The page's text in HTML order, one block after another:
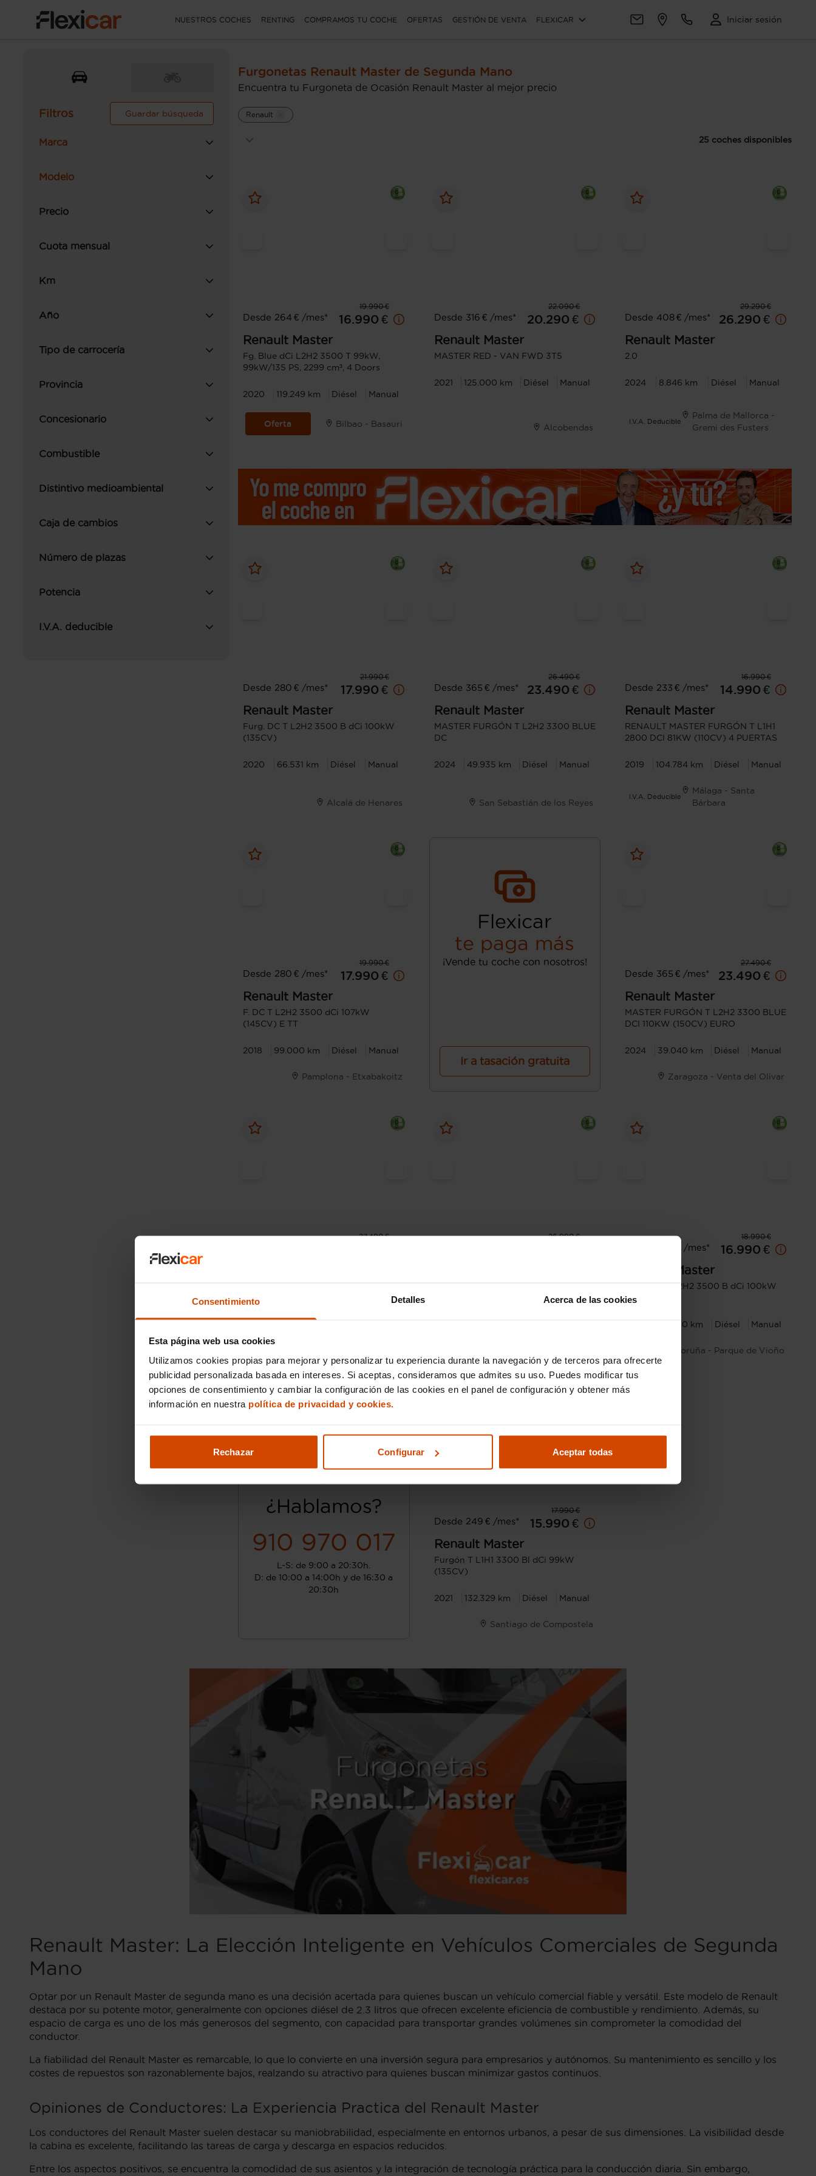
Consentimiento Detalles Acerca de las cookies
Esta página web usa cookies
Utilizamos cookies propias para mejorar y personalizar tu experiencia durante la navegación y de terceros para ofrecerte
publicidad personalizada basada en intereses. Si aceptas, consideramos que admites su uso. Puedes modificar tus
opciones de consentimiento y cambiar la configuración de las cookies en el panel de configuración y obtener más
información en nuestra política de privacidad y cookies.
Rechazar Configurar Aceptar todas
NUESTROS COCHES RENTING COMPRAMOS TU COCHE OFERTAS GESTIÓN DE VENTA FLEXICAR Iniciar sesión
Filtros Guardar búsqueda
Marca
Modelo
Precio
Cuota mensual
Km
Año
Tipo de carrocería
Provincia
Concesionario
Combustible
Distintivo medioambiental
Caja de cambios
Número de plazas
Potencia
I.V.A. deducible
Furgonetas Renault Master de Segunda Mano
Encuentra tu Furgoneta de Ocasión Renault Master al mejor precio
Renault
25 coches disponibles
19.990 €
Desde 264 € /mes*
16.990 €
Renault Master
Fg. Blue dCi L2H2 3500 T 99kW,
99kW/135 PS, 2299 cm³, 4 Doors
2020 119.249 km Diésel Manual
Oferta Bilbao - Basauri
22.090 €
Desde 316 € /mes*
20.290 €
Renault Master
MASTER RED - VAN FWD 3T5
2021 125.000 km Diésel Manual
Alcobendas
29.290 €
Desde 408 € /mes*
26.290 €
Renault Master
2.0
2024 8.846 km Diésel Manual
I.V.A. Deducible
Palma de Mallorca -
Gremi des Fusters
21.990 €
Desde 280 € /mes*
17.990 €
Renault Master
Furg. DC T L2H2 3500 B dCi 100kW
(135CV)
2020 66.531 km Diésel Manual
Alcalá de Henares
26.490 €
Desde 365 € /mes*
23.490 €
Renault Master
MASTER FURGÓN T L2H2 3300 BLUE
DC
2024 49.935 km Diésel Manual
San Sebastián de los Reyes
16.990 €
Desde 233 € /mes*
14.990 €
Renault Master
RENAULT MASTER FURGÓN T L1H1
2800 DCI 81KW (110CV) 4 PUERTAS
2019 104.784 km Diésel Manual
I.V.A. Deducible
Málaga - Santa
Bárbara
19.990 €
Desde 280 € /mes*
17.990 €
Renault Master
F. DC T L2H2 3500 dCi 107kW
(145CV) E TT
2018 99.000 km Diésel Manual
Pamplona - Etxabakoitz
Flexicar
te paga más
¡Vende tu coche con nosotros!
Ir a tasación gratuita
27.490 €
Desde 365 € /mes*
23.490 €
Renault Master
MASTER FURGÓN T L2H2 3300 BLUE
DCI 110KW (150CV) EURO
2024 39.040 km Diésel Manual
Zaragoza - Venta del Olivar
27.490 €
DCI 110KW (150CV) EURO
26.990 € 18.990 €
Desde 264 € /mes*
16.990 €
Master
Furg. DC T L2H2 3500 B dCi 100kW
(135CV)
115.960 km Diésel Manual
A Coruña - Parque de Vioño
¿Hablamos?
910 970 017
L-S: de 9:00 a 20:30h.
D: de 10:00 a 14:00h y de 16:30 a
20:30h
17.990 €
Desde 249 € /mes*
15.990 €
Renault Master
Furgón T L1H1 3300 Bl dCi 99kW
(135CV)
2021 132.329 km Diésel Manual
Santiago de Compostela
Renault Master: La Elección Inteligente en Vehículos Comerciales de Segunda
Mano
Optar por un Renault Master de segunda mano es una decisión acertada para quienes buscan un vehículo comercial fiable y versátil. Este modelo de Renault
destaca por su potente motor, generalmente con opciones diésel de 2.3 litros que ofrecen excelente eficiencia de combustible y rendimiento. Además, su
espacio de carga es uno de los más generosos del segmento, con capacidad para transportar grandes volúmenes sin comprometer la comodidad del
conductor.
La fiabilidad del Renault Master es remarcable, lo que lo convierte en una inversión segura para empresarios y autónomos. Su mantenimiento es sencillo y los
costes de repuestos son razonablemente bajos, realzando su atractivo para quienes buscan minimizar gastos continuos.
Opiniones de Conductores: La Experiencia Practica del Renault Master
Los conductores del Renault Master suelen destacar su maniobrabilidad, especialmente en entornos urbanos, a pesar de sus dimensiones. La visibilidad desde
la cabina es excelente, facilitando las tareas de carga y descarga en espacios reducidos.
Entre los aspectos positivos, se encuentra la comodidad de sus asientos y la integración de tecnología práctica para la conducción diaria. Sin embargo,